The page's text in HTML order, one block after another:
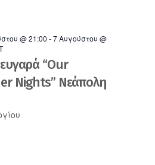
@ 21:00 -7 Αυγούστου @
“Our
Nights” Νεάπολη